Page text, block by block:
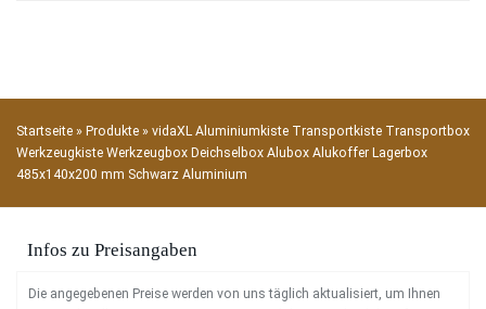
Startseite » Produkte » vidaXL Aluminiumkiste Transportkiste Transportbox
Werkzeugkiste Werkzeugbox Deichselbox Alubox Alukoffer Lagerbox
485x140x200 mm Schwarz Aluminium
Infos zu Preisangaben
Die angegebenen Preise werden von uns täglich aktualisiert, um Ihnen